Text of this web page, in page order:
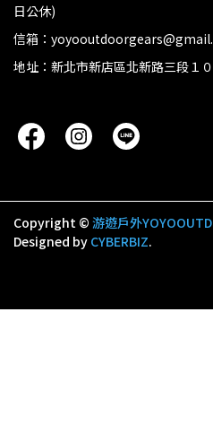
日公休)
信箱：
地址：新北市新店區北新路三段１
Copyright © 游遊戶外
Designed by CYBERBIZ.